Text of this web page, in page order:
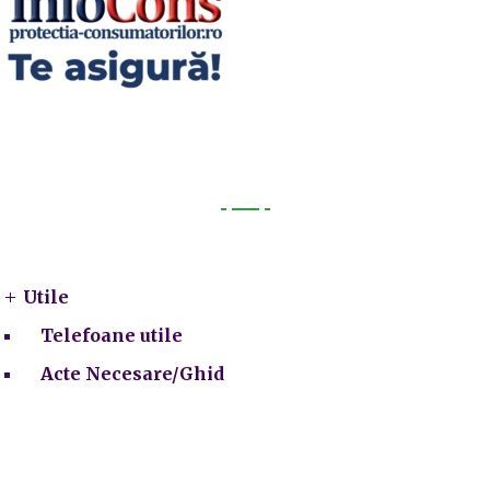
Utile
Telefoane utile
Acte Necesare/Ghid